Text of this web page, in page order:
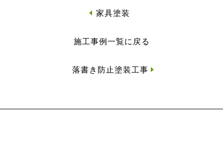
家具塗装
施工事例一覧に戻る
落書き防止塗装工事